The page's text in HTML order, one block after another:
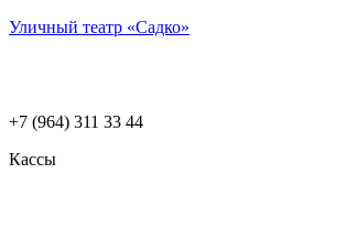
Уличный театр «Садко»
+7 (964) 311 33 44
Кассы